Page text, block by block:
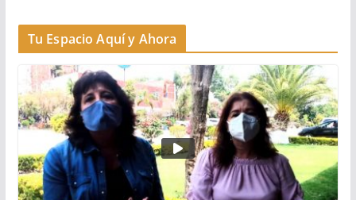
Tu Espacio Aquí y Ahora